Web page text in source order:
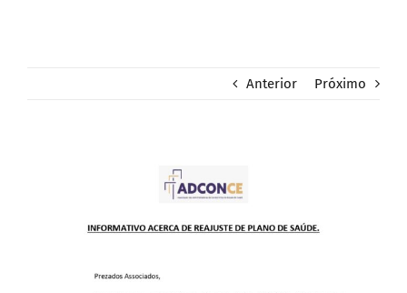
Anterior Próximo